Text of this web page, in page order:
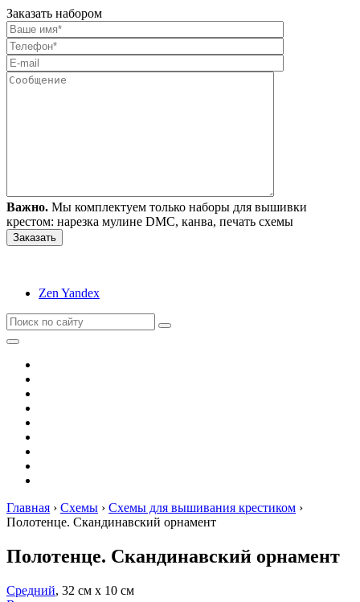
Заказать набором
Важно. Мы комплектуем только наборы для вышивки
крестом: нарезка мулине DMC, канва, печать схемы
Zen Yandex
Главная › Схемы › Схемы для вышивания крестиком ›
Полотенце. Скандинавский орнамент
Полотенце. Скандинавский орнамент
Средний, 32 см х 10 см